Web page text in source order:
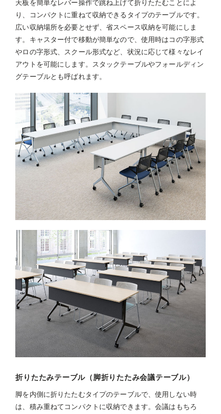
天板を簡単なレバー操作で跳ね上げて折りたたむことによ
り、コンパクトに重ねて収納できるタイプのテーブルです。
広い収納場所を必要とせず、省スペース収納を可能にしま
す。キャスター付で移動が簡単なので、使用時はコの字形式
やロの字形式、スクール形式など、状況に応じて様々なレイ
アウトを可能にします。スタックテーブルやフォールディン
グテーブルとも呼ばれます。
折りたたみテーブル（脚折りたたみ会議テーブル）
脚を内側に折りたたむタイプのテーブルで、使用しない時
は、積み重ねてコンパクトに収納できます。会議はもちろ